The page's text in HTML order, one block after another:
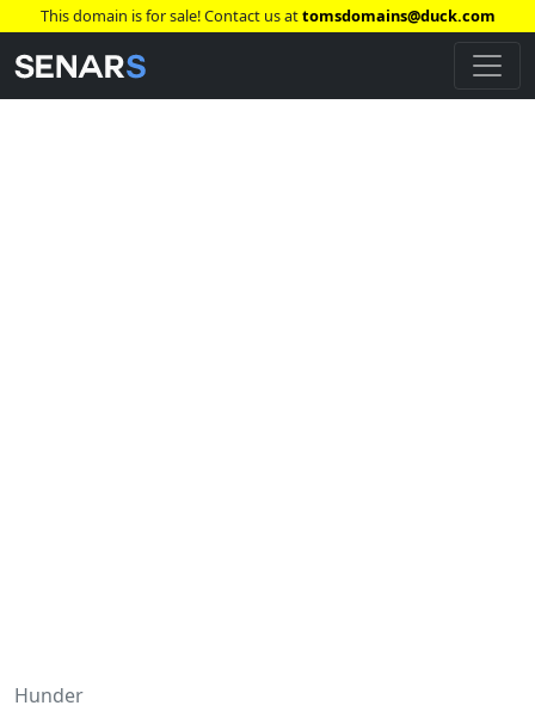
This domain is for sale! Contact us attomsdomains@duck.com
Hunder